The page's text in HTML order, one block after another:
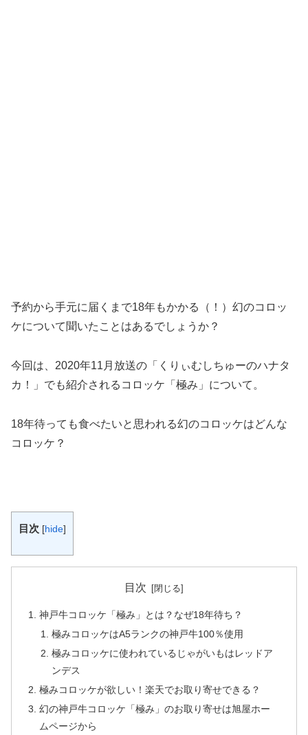
予約から手元に届くまで18年もかかる（！）幻のコロッ
ケについて聞いたことはあるでしょうか？
今回は、2020年11月放送の「くりぃむしちゅーのハナタ
カ！」でも紹介されるコロッケ「極み」について。
18年待っても食べたいと思われる幻のコロッケはどんな
コロッケ？
目次 [hide]
目次
神戸牛コロッケ「極み」とは？なぜ18年待ち？
極みコロッケはA5ランクの神戸牛100％使用
極みコロッケに使われているじゃがいもはレッドア
ンデス
極みコロッケが欲しい！楽天でお取り寄せできる？
幻の神戸牛コロッケ「極み」のお取り寄せは旭屋ホー
ムページから